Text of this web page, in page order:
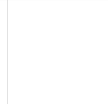
zúžený.